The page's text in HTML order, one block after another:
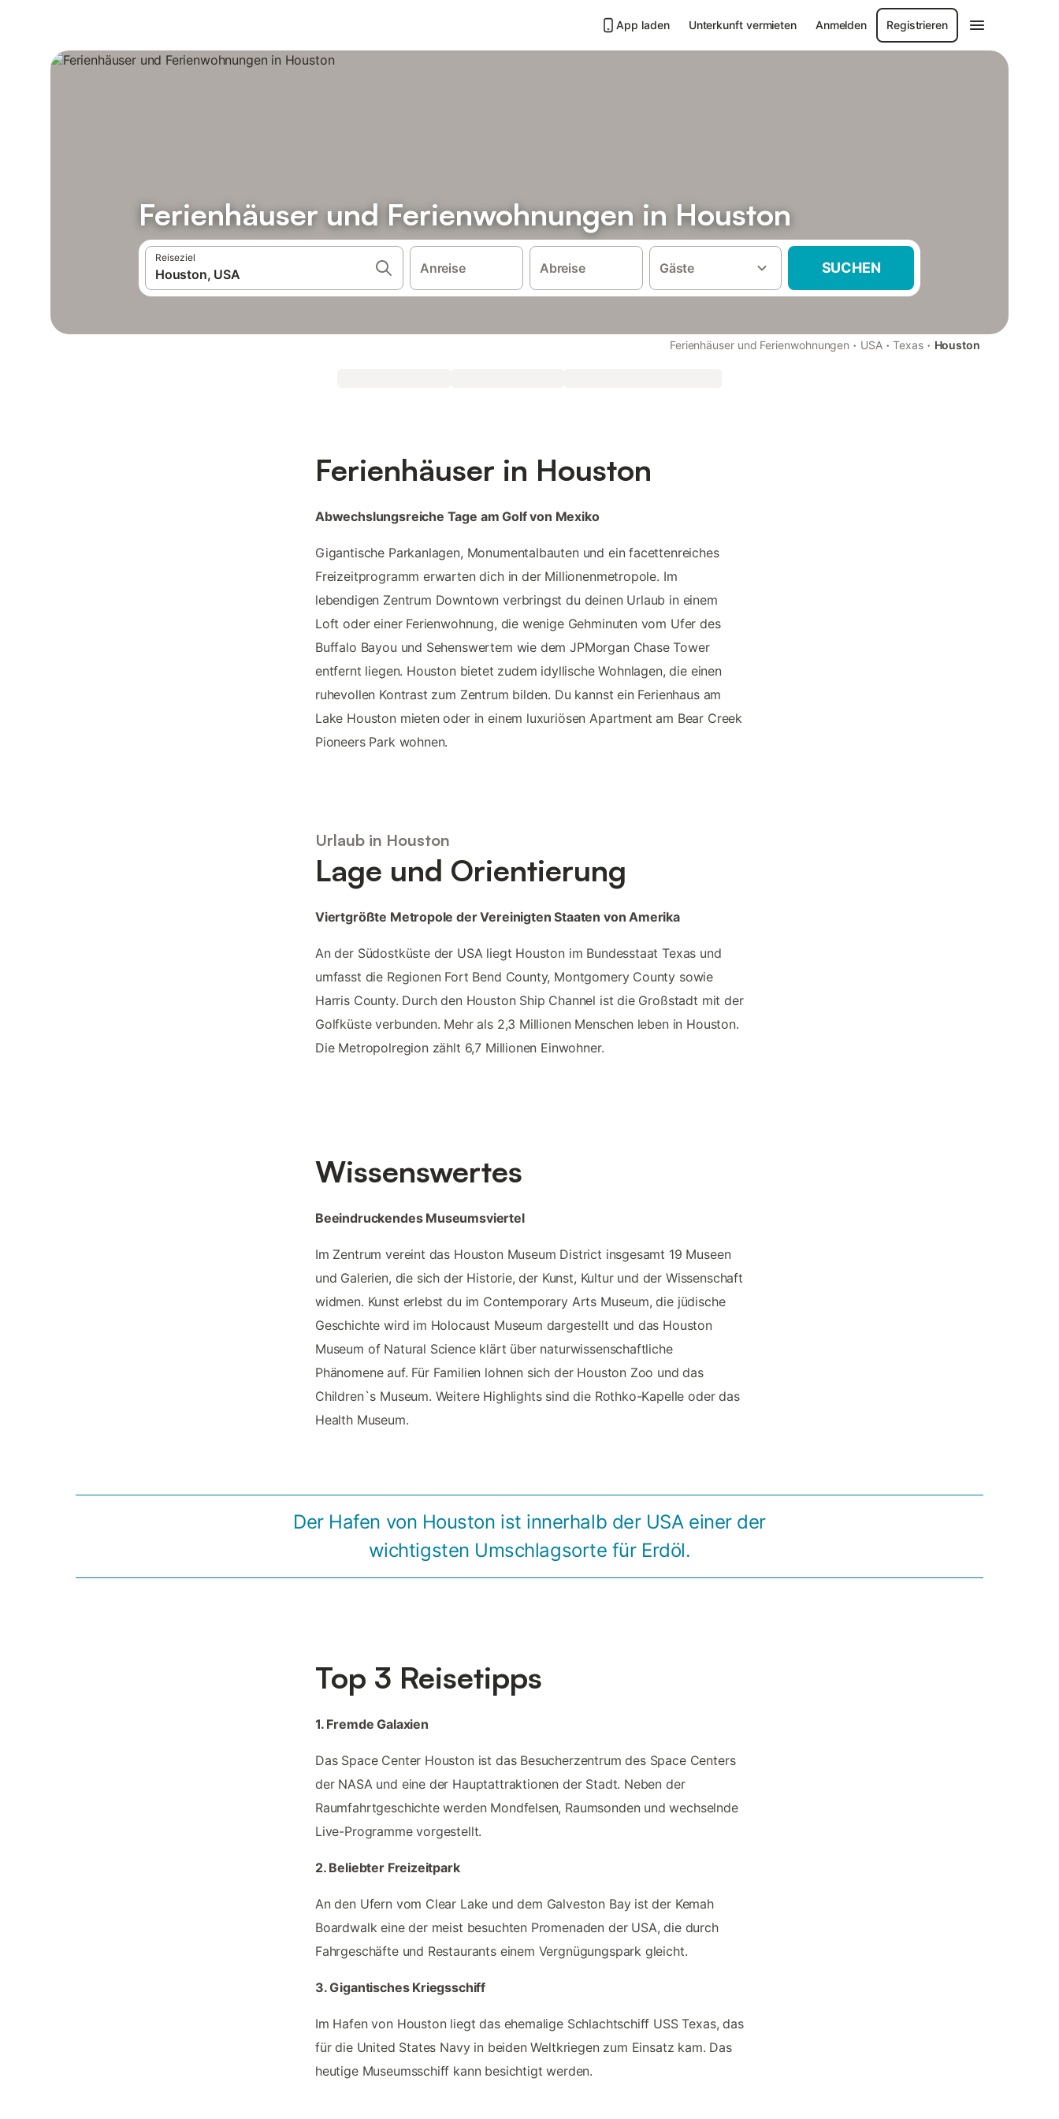
App laden Unterkunft vermieten Anmelden Registrieren
Ferienhäuser und Ferienwohnungen in Houston
Reiseziel
Anreise Abreise Gäste SUCHEN
Ferienhäuser und Ferienwohnungen · USA · Texas · Houston
Ferienhäuser in Houston
Abwechslungsreiche Tage am Golf von Mexiko
Gigantische Parkanlagen, Monumentalbauten und ein facettenreiches
Freizeitprogramm erwarten dich in der Millionenmetropole. Im
lebendigen Zentrum Downtown verbringst du deinen Urlaub in einem
Loft oder einer Ferienwohnung, die wenige Gehminuten vom Ufer des
Buffalo Bayou und Sehenswertem wie dem JPMorgan Chase Tower
entfernt liegen. Houston bietet zudem idyllische Wohnlagen, die einen
ruhevollen Kontrast zum Zentrum bilden. Du kannst ein Ferienhaus am
Lake Houston mieten oder in einem luxuriösen Apartment am Bear Creek
Pioneers Park wohnen.
Urlaub in Houston
Lage und Orientierung
Viertgrößte Metropole der Vereinigten Staaten von Amerika
An der Südostküste der USA liegt Houston im Bundesstaat Texas und
umfasst die Regionen Fort Bend County, Montgomery County sowie
Harris County. Durch den Houston Ship Channel ist die Großstadt mit der
Golfküste verbunden. Mehr als 2,3 Millionen Menschen leben in Houston.
Die Metropolregion zählt 6,7 Millionen Einwohner.
Wissenswertes
Beeindruckendes Museumsviertel
Im Zentrum vereint das Houston Museum District insgesamt 19 Museen
und Galerien, die sich der Historie, der Kunst, Kultur und der Wissenschaft
widmen. Kunst erlebst du im Contemporary Arts Museum, die jüdische
Geschichte wird im Holocaust Museum dargestellt und das Houston
Museum of Natural Science klärt über naturwissenschaftliche
Phänomene auf. Für Familien lohnen sich der Houston Zoo und das
Children`s Museum. Weitere Highlights sind die Rothko-Kapelle oder das
Health Museum.
Der Hafen von Houston ist innerhalb der USA einer der
wichtigsten Umschlagsorte für Erdöl.
Top 3 Reisetipps
1. Fremde Galaxien
Das Space Center Houston ist das Besucherzentrum des Space Centers
der NASA und eine der Hauptattraktionen der Stadt. Neben der
Raumfahrtgeschichte werden Mondfelsen, Raumsonden und wechselnde
Live-Programme vorgestellt.
2. Beliebter Freizeitpark
An den Ufern vom Clear Lake und dem Galveston Bay ist der Kemah
Boardwalk eine der meist besuchten Promenaden der USA, die durch
Fahrgeschäfte und Restaurants einem Vergnügungspark gleicht.
3. Gigantisches Kriegsschiff
Im Hafen von Houston liegt das ehemalige Schlachtschiff USS Texas, das
für die United States Navy in beiden Weltkriegen zum Einsatz kam. Das
heutige Museumsschiff kann besichtigt werden.